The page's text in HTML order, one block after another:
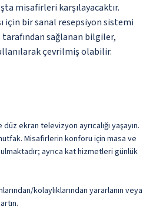
misafirleri karşılayacaktır.
için bir sanal resepsiyon sistemi
sağlanan bilgiler,
çevrilmiş olabilir.
ekran televizyon ayrıcalığı yaşayın.
Misafirlerin konforu için masa ve
ayrıca kat hizmetleri günlük
kolaylıklarından yararlanın veya